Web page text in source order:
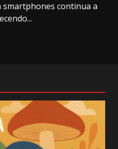
smartphones continua a